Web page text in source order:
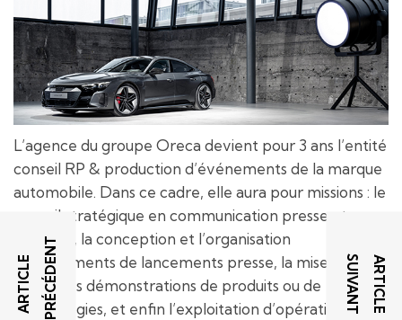
L’agence du groupe Oreca devient pour 3 ans l’entité
conseil RP & production d’événements de la marque
automobile. Dans ce cadre, elle aura pour missions : le
conseil stratégique en communication presse et
publique, la conception et l’organisation
d’événements de lancements presse, la mise en
scène des démonstrations de produits ou de
technologies, et enfin l’exploitation d’opérations
A
R
T
I
C
L
E
P
R
É
C
É
D
E
N T A
R
T
I
C
L
E
S
U
I
V
A
N
T